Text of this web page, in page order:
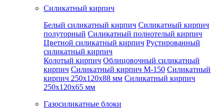
Силикатный кирпич
Белый силикатный кирпич Силикатный кирпич
полуторный Силикатный полнотелый кирпич
Цветной силикатный кирпич Рустированный
силикатный кирпич
Колотый кирпич Облицовочный силикатный
кирпич Силикатный кирпич М-150 Силикатный
кирпич 250x120x88 мм Силикатный кирпич
250x120x65 мм
Газосиликатные блоки